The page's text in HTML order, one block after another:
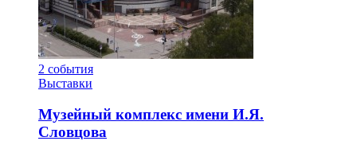
2 события
Выставки
Музейный комплекс имени И.Я.
Словцова